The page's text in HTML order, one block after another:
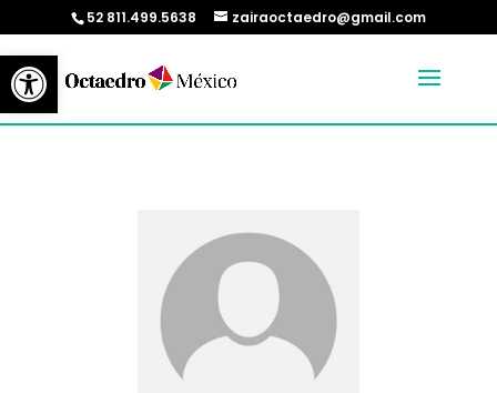
Abrir barra de herramientas
52 811.499.5638 zairaoctaedro@gmail.com